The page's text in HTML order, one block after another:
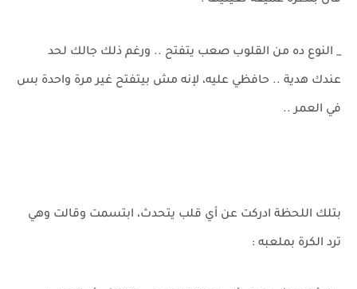
_ النوع ده من القلوب صعب يتفتح .. ورغم ذلك جالك لحد
عندك هدية .. حافظي عليه، لإنه مش بيتفتح غير مرة واحدة بس
في العمر ..
بتلك اللحظة ادركت عن أي قلب يتحدث، ابتسمت وقالت وهي
ترد الكرة بملعبه :